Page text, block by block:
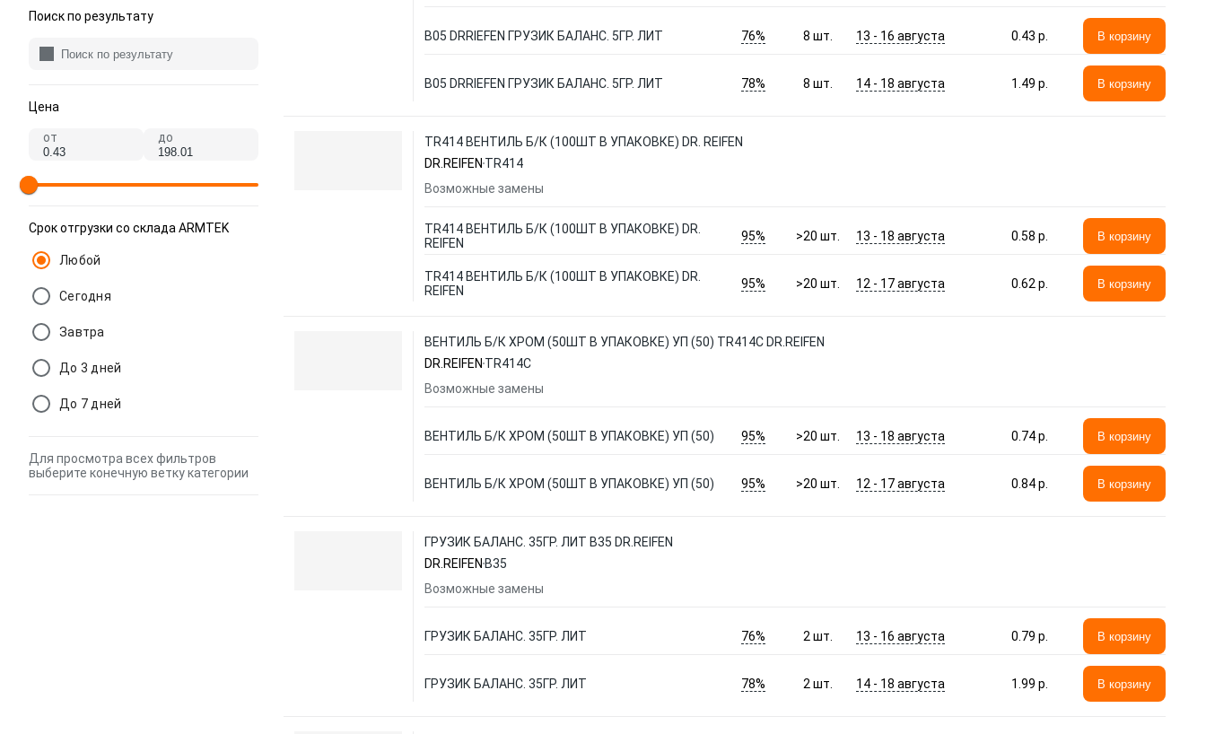
Поиск по результату
Цена
от до
Срок отгрузки со склада ARMTEK
Любой
Сегодня
Завтра
До 3 дней
До 7 дней
Для просмотра всех фильтров
выберите конечную ветку категории
B05 DRRIEFEN ГРУЗИК БАЛАНС. 5ГР. ЛИТ 76% 8 шт. 13 - 16 августа 0.43 p. В корзину
B05 DRRIEFEN ГРУЗИК БАЛАНС. 5ГР. ЛИТ 78% 8 шт. 14 - 18 августа 1.49 p. В корзину
TR414 ВЕНТИЛЬ Б/К (100ШТ В УПАКОВКЕ) DR. REIFEN
DR.REIFEN TR414
Возможные замены
TR414 ВЕНТИЛЬ Б/К (100ШТ В УПАКОВКЕ) DR.
REIFEN
95% >20 шт. 13 - 18 августа 0.58 p. В корзину
TR414 ВЕНТИЛЬ Б/К (100ШТ В УПАКОВКЕ) DR.
REIFEN
95% >20 шт. 12 - 17 августа 0.62 p. В корзину
ВЕНТИЛЬ Б/К ХРОМ (50ШТ В УПАКОВКЕ) УП (50) TR414C DR.REIFEN
DR.REIFEN TR414C
Возможные замены
ВЕНТИЛЬ Б/К ХРОМ (50ШТ В УПАКОВКЕ) УП (50) 95% >20 шт. 13 - 18 августа 0.74 p. В корзину
ВЕНТИЛЬ Б/К ХРОМ (50ШТ В УПАКОВКЕ) УП (50) 95% >20 шт. 12 - 17 августа 0.84 p. В корзину
ГРУЗИК БАЛАНС. 35ГР. ЛИТ B35 DR.REIFEN
DR.REIFEN B35
Возможные замены
ГРУЗИК БАЛАНС. 35ГР. ЛИТ 76% 2 шт. 13 - 16 августа 0.79 p. В корзину
ГРУЗИК БАЛАНС. 35ГР. ЛИТ 78% 2 шт. 14 - 18 августа 1.99 p. В корзину